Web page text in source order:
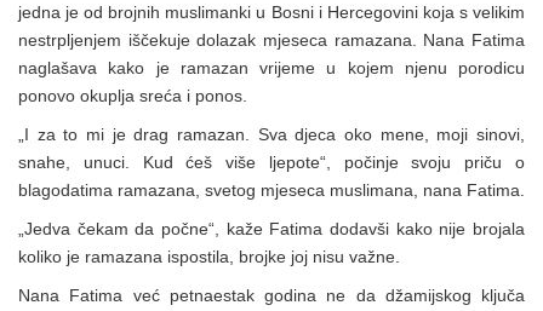
jedna je od brojnih muslimanki u Bosni i Hercegovini koja s velikim
nestrpljenjem iščekuje dolazak mjeseca ramazana. Nana Fatima
naglašava kako je ramazan vrijeme u kojem njenu porodicu
ponovo okuplja sreća i ponos.
„I za to mi je drag ramazan. Sva djeca oko mene, moji sinovi,
snahe, unuci. Kud ćeš više ljepote“, počinje svoju priču o
blagodatima ramazana, svetog mjeseca muslimana, nana Fatima.
„Jedva čekam da počne“, kaže Fatima dodavši kako nije brojala
koliko je ramazana ispostila, brojke joj nisu važne.
Nana Fatima već petnaestak godina ne da džamijskog ključa